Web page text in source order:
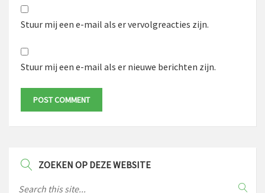
Stuur mij een e-mail als er vervolgreacties zijn.
Stuur mij een e-mail als er nieuwe berichten zijn.
ZOEKEN OP DEZE WEBSITE